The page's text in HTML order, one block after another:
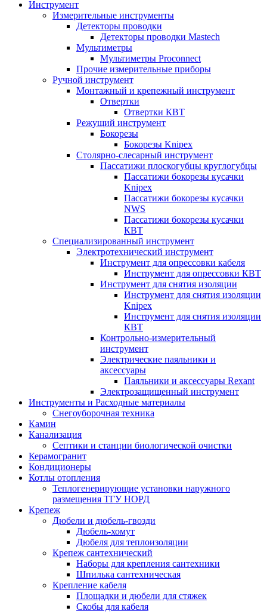
Инструмент
Измерительные инструменты
Детекторы проводки
Детекторы проводки Mastech
Мультиметры
Мультиметры Proconnect
Прочие измерительные приборы
Ручной инструмент
Монтажный и крепежный инструмент
Отвертки
Отвертки КВТ
Режущий инструмент
Бокорезы
Бокорезы Knipex
Столярно-слесарный инструмент
Пассатижи плоскогубцы круглогубцы
Пассатижи бокорезы кусачки
Knipex
Пассатижи бокорезы кусачки
NWS
Пассатижи бокорезы кусачки
КВТ
Специализированный инструмент
Электротехнический инструмент
Инструмент для опрессовки кабеля
Инструмент для опрессовки КВТ
Инструмент для снятия изоляции
Инструмент для снятия изоляции
Knipex
Инструмент для снятия изоляции
КВТ
Контрольно-измерительный
инструмент
Электрические паяльники и
аксессуары
Паяльники и аксессуары Rexant
Электрозащищенный инструмент
Инструменты и Расходные материалы
Снегоуборочная техника
Камин
Канализация
Септики и станции биологической очистки
Керамогранит
Кондиционеры
Котлы отопления
Теплогенерирующие установки наружного
размещения ТГУ НОРД
Крепеж
Дюбели и дюбель-гвозди
Дюбель-хомут
Дюбеля для теплоизоляции
Крепеж сантехнический
Наборы для крепления сантехники
Шпилька сантехническая
Крепление кабеля
Площадки и дюбели для стяжек
Скобы для кабеля